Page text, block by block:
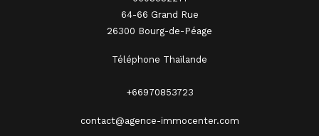
64-66 Grand Rue
26300 Bourg-de-Péage
Téléphone Thaïlande
+66970853723
contact@agence-immocenter.com